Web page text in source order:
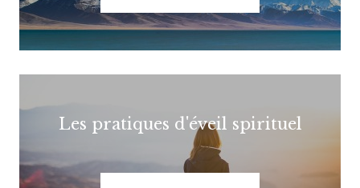
Les pratiques d'éveil spirituel